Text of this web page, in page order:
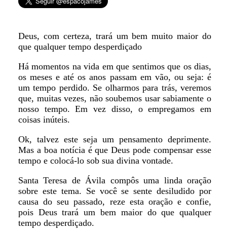
Deus, com certeza, trará um bem muito maior do
que qualquer tempo desperdiçado
Há momentos na vida em que sentimos que os dias,
os meses e até os anos passam em vão, ou seja: é
um tempo perdido. Se olharmos para trás, veremos
que, muitas vezes, não soubemos usar sabiamente o
nosso tempo. Em vez disso, o empregamos em
coisas inúteis.
Ok, talvez este seja um pensamento deprimente.
Mas a boa notícia é que Deus pode compensar esse
tempo e colocá-lo sob sua divina vontade.
Santa Teresa de Ávila compôs uma linda oração
sobre este tema. Se você se sente desiludido por
causa do seu passado, reze esta oração e confie,
pois Deus trará um bem maior do que qualquer
tempo desperdiçado.